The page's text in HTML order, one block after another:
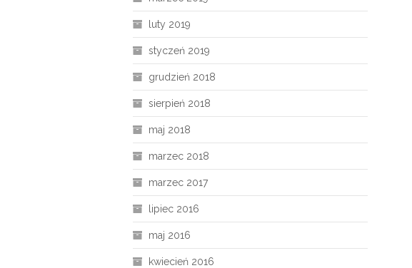
luty 2019
styczeń 2019
grudzień 2018
sierpień 2018
maj 2018
marzec 2018
marzec 2017
lipiec 2016
maj 2016
kwiecień 2016